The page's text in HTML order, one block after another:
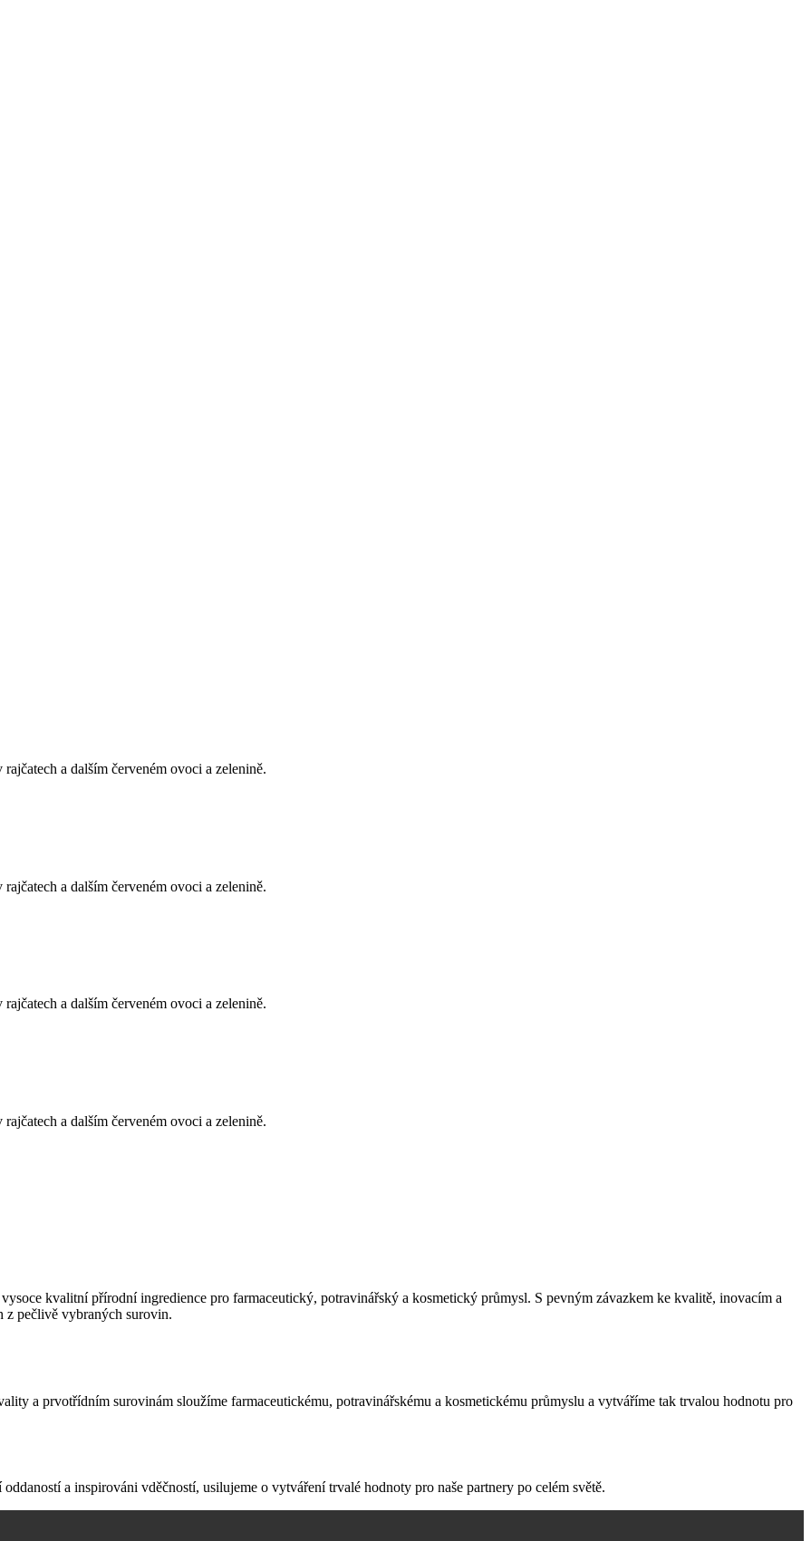
a dalším červeném ovoci a zelenině.
a dalším červeném ovoci a zelenině.
a dalším červeném ovoci a zelenině.
a dalším červeném ovoci a zelenině.
kvalitní přírodní ingredience pro farmaceutický, potravinářský a kosmetický průmysl. S pevným závazkem ke kvalitě, inovacím a
z pečlivě vybraných surovin.
a prvotřídním surovinám sloužíme farmaceutickému, potravinářskému a kosmetickému průmyslu a vytváříme tak trvalou hodnotu pro
a inspirováni vděčností, usilujeme o vytváření trvalé hodnoty pro naše partnery po celém světě.